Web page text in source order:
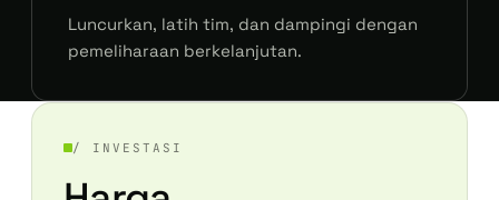
Luncurkan, latih tim, dan dampingi dengan
pemeliharaan berkelanjutan.
/ INVESTASI